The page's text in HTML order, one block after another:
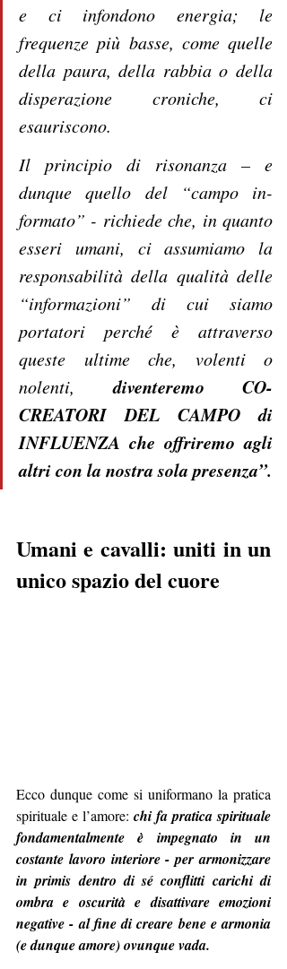
e ci infondono energia; le
frequenze più basse, come quelle
della paura, della rabbia o della
disperazione croniche, ci
esauriscono.
Il principio di risonanza – e
dunque quello del “campo in-
formato” - richiede che, in quanto
esseri umani, ci assumiamo la
responsabilità della qualità delle
“informazioni” di cui siamo
portatori perché è attraverso
queste ultime che, volenti o
nolenti, diventeremo CO-
CREATORI DEL CAMPO di
INFLUENZA che offriremo agli
altri con la nostra sola presenza”.
Umani e cavalli: uniti in un
unico spazio del cuore
Ecco dunque come si uniformano la pratica
spirituale e l’amore: chi fa pratica spirituale
fondamentalmente è impegnato in un
costante lavoro interiore - per armonizzare
in primis dentro di sé conflitti carichi di
ombra e oscurità e disattivare emozioni
negative - al fine di creare bene e armonia
(e dunque amore) ovunque vada.